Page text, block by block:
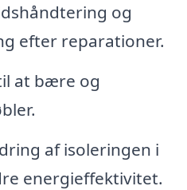
og
efter reparationer.
at bære og
af isoleringen i
energieffektivitet.